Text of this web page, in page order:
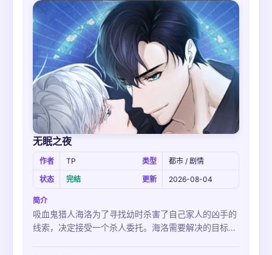
无眠之夜
作者 TP 类型
都市 / 剧情
状态
完结 更新 2026-08-04
简介
吸血鬼猎人海洛为了寻找幼时杀害了自己家人的凶手的
线索，决定接受一个杀人委托。海洛需要解决的目标，